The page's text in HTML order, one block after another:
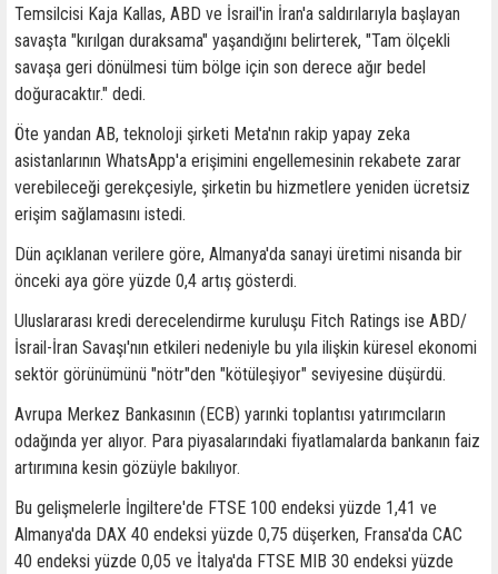
Temsilcisi Kaja Kallas, ABD ve İsrail'in İran'a saldırılarıyla başlayan
savaşta "kırılgan duraksama" yaşandığını belirterek, "Tam ölçekli
savaşa geri dönülmesi tüm bölge için son derece ağır bedel
doğuracaktır." dedi.
Öte yandan AB, teknoloji şirketi Meta'nın rakip yapay zeka
asistanlarının WhatsApp'a erişimini engellemesinin rekabete zarar
verebileceği gerekçesiyle, şirketin bu hizmetlere yeniden ücretsiz
erişim sağlamasını istedi.
Dün açıklanan verilere göre, Almanya'da sanayi üretimi nisanda bir
önceki aya göre yüzde 0,4 artış gösterdi.
Uluslararası kredi derecelendirme kuruluşu Fitch Ratings ise ABD/
İsrail-İran Savaşı'nın etkileri nedeniyle bu yıla ilişkin küresel ekonomi
sektör görünümünü "nötr"den "kötüleşiyor" seviyesine düşürdü.
Avrupa Merkez Bankasının (ECB) yarınki toplantısı yatırımcıların
odağında yer alıyor. Para piyasalarındaki fiyatlamalarda bankanın faiz
artırımına kesin gözüyle bakılıyor.
Bu gelişmelerle İngiltere'de FTSE 100 endeksi yüzde 1,41 ve
Almanya'da DAX 40 endeksi yüzde 0,75 düşerken, Fransa'da CAC
40 endeksi yüzde 0,05 ve İtalya'da FTSE MIB 30 endeksi yüzde